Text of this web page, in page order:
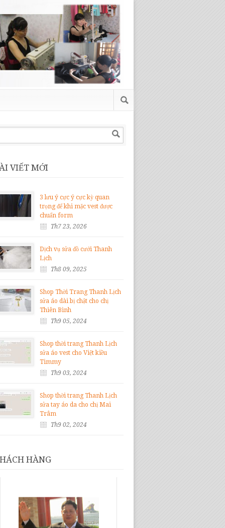
VIẾT MỚI
3 lưu ý cực ý cực kỳ quan
trọng để khi mặc vest được
chuẩn form
Th7 23, 2026
Dịch vụ sửa đồ cưới Thanh
Lịch
Th8 09, 2025
Shop Thời Trang Thanh Lịch
sửa áo dài bị chật cho chị
Thiên Bình
Th9 05, 2024
Shop thời trang Thanh Lịch
sửa áo vest cho Việt kiều
Timmy
Th9 03, 2024
Shop thời trang Thanh Lịch
sửa tay áo da cho chị Mai
Trâm
Th9 02, 2024
HÀNG